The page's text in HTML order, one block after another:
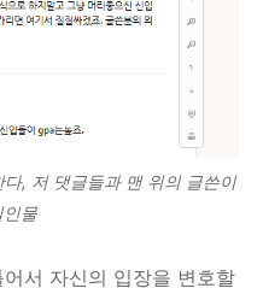
, 저 댓글들과 맨 위의 글쓴이
인물
서 자신의 입장을 변호할